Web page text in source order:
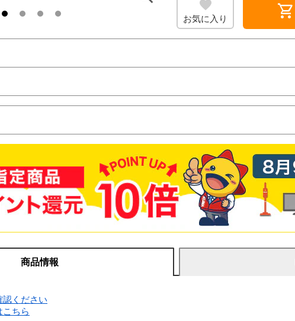
お気に入り shopping_cart
商品情報
認ください
こちら